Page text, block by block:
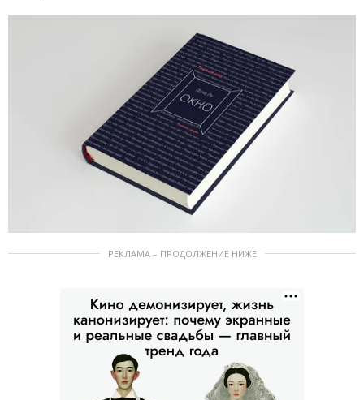
РЕКЛАМА – ПРОДОЛЖЕНИЕ НИЖЕ